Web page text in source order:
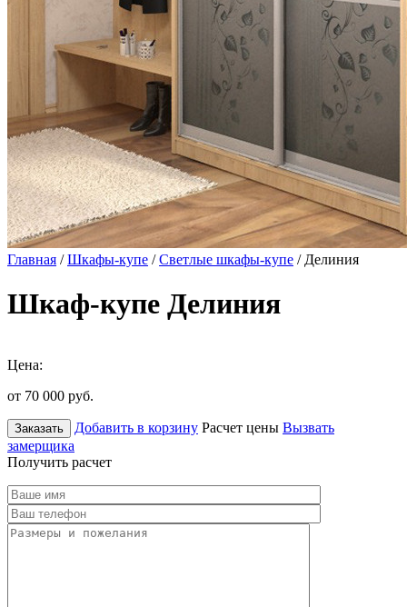
Главная /Шкафы-купе /Светлые шкафы-купе / Делиния
Шкаф-купе Делиния
Цена:
от 70 000 руб.
Заказать Добавить в корзину Расчет цены Вызвать
замерщика
Получить расчет